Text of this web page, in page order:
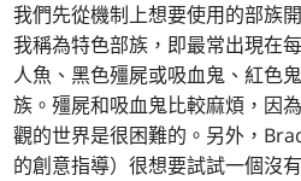
我們先從機制上想要使用的部族
我稱為特色部族，即最常出現在
人魚、黑色殭屍或吸血鬼、紅色
族。殭屍和吸血鬼比較麻煩，因
觀的世界是很困難的。另外，
的創意指導）很想要試試一個沒